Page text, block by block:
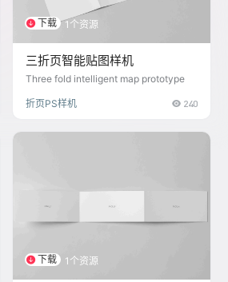
下载 1个资源
三折页智能贴图样机
Three fold intelligent map prototype
折页PS样机 240
下载 1个资源